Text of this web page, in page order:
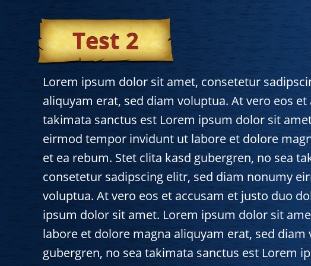
Test 2
Lorem ipsum dolor sit amet, consetetur
aliquyam erat, sed diam voluptua. At vero eos
takimata sanctus est Lorem ipsum dolor sit
eirmod tempor invidunt ut labore et dolore
et ea rebum. Stet clita kasd gubergren, no sea
consetetur sadipscing elitr, sed diam nonumy
voluptua. At vero eos et accusam et justo duo
ipsum dolor sit amet. Lorem ipsum dolor sit
labore et dolore magna aliquyam erat, sed
gubergren, no sea takimata sanctus est Lorem